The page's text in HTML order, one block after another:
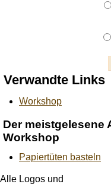
Verwandte Links
Workshop
Der meistgelesene
Workshop
Papiertüten basteln
Alle Logos und